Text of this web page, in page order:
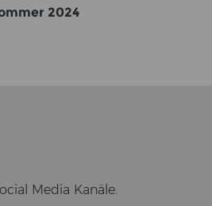
2024
Media Ka­nä­le.